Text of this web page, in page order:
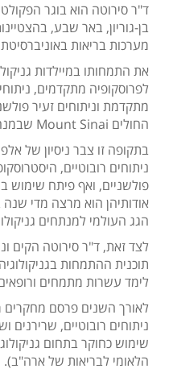
ד"ר סירוטה הוא בוגר
בן-גוריון, באר שבע,
מערכות בריאות באוניברסיטת
את התמחותו במיילדות
לפרוסקופיה מתקדמים,
מתקדמת וניתוחים זעיר
החולים Mount Sinai שבמנהטן, ניו יורק.
בתקופה זו צבר ניסיון של
ניתוחים רובוטיים,
פולשניים, ואף פיתח שימוש
הגג העולמי למנתחים
לצד זאת, ד"ר סירוטה הקים
לימד עשרות מתמחים
לאורך השנים פרסם מחקרים
ניתוחים רובוטיים, שרירנים
הלאומי לבריאות של ארה"ב).